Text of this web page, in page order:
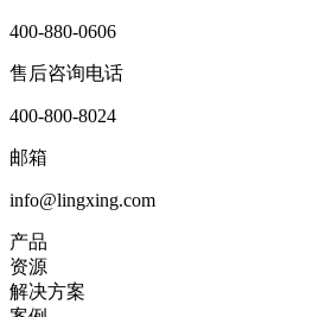
400-880-0606
售后咨询电话
400-800-8024
邮箱
info@lingxing.com
产品
资源
解决方案